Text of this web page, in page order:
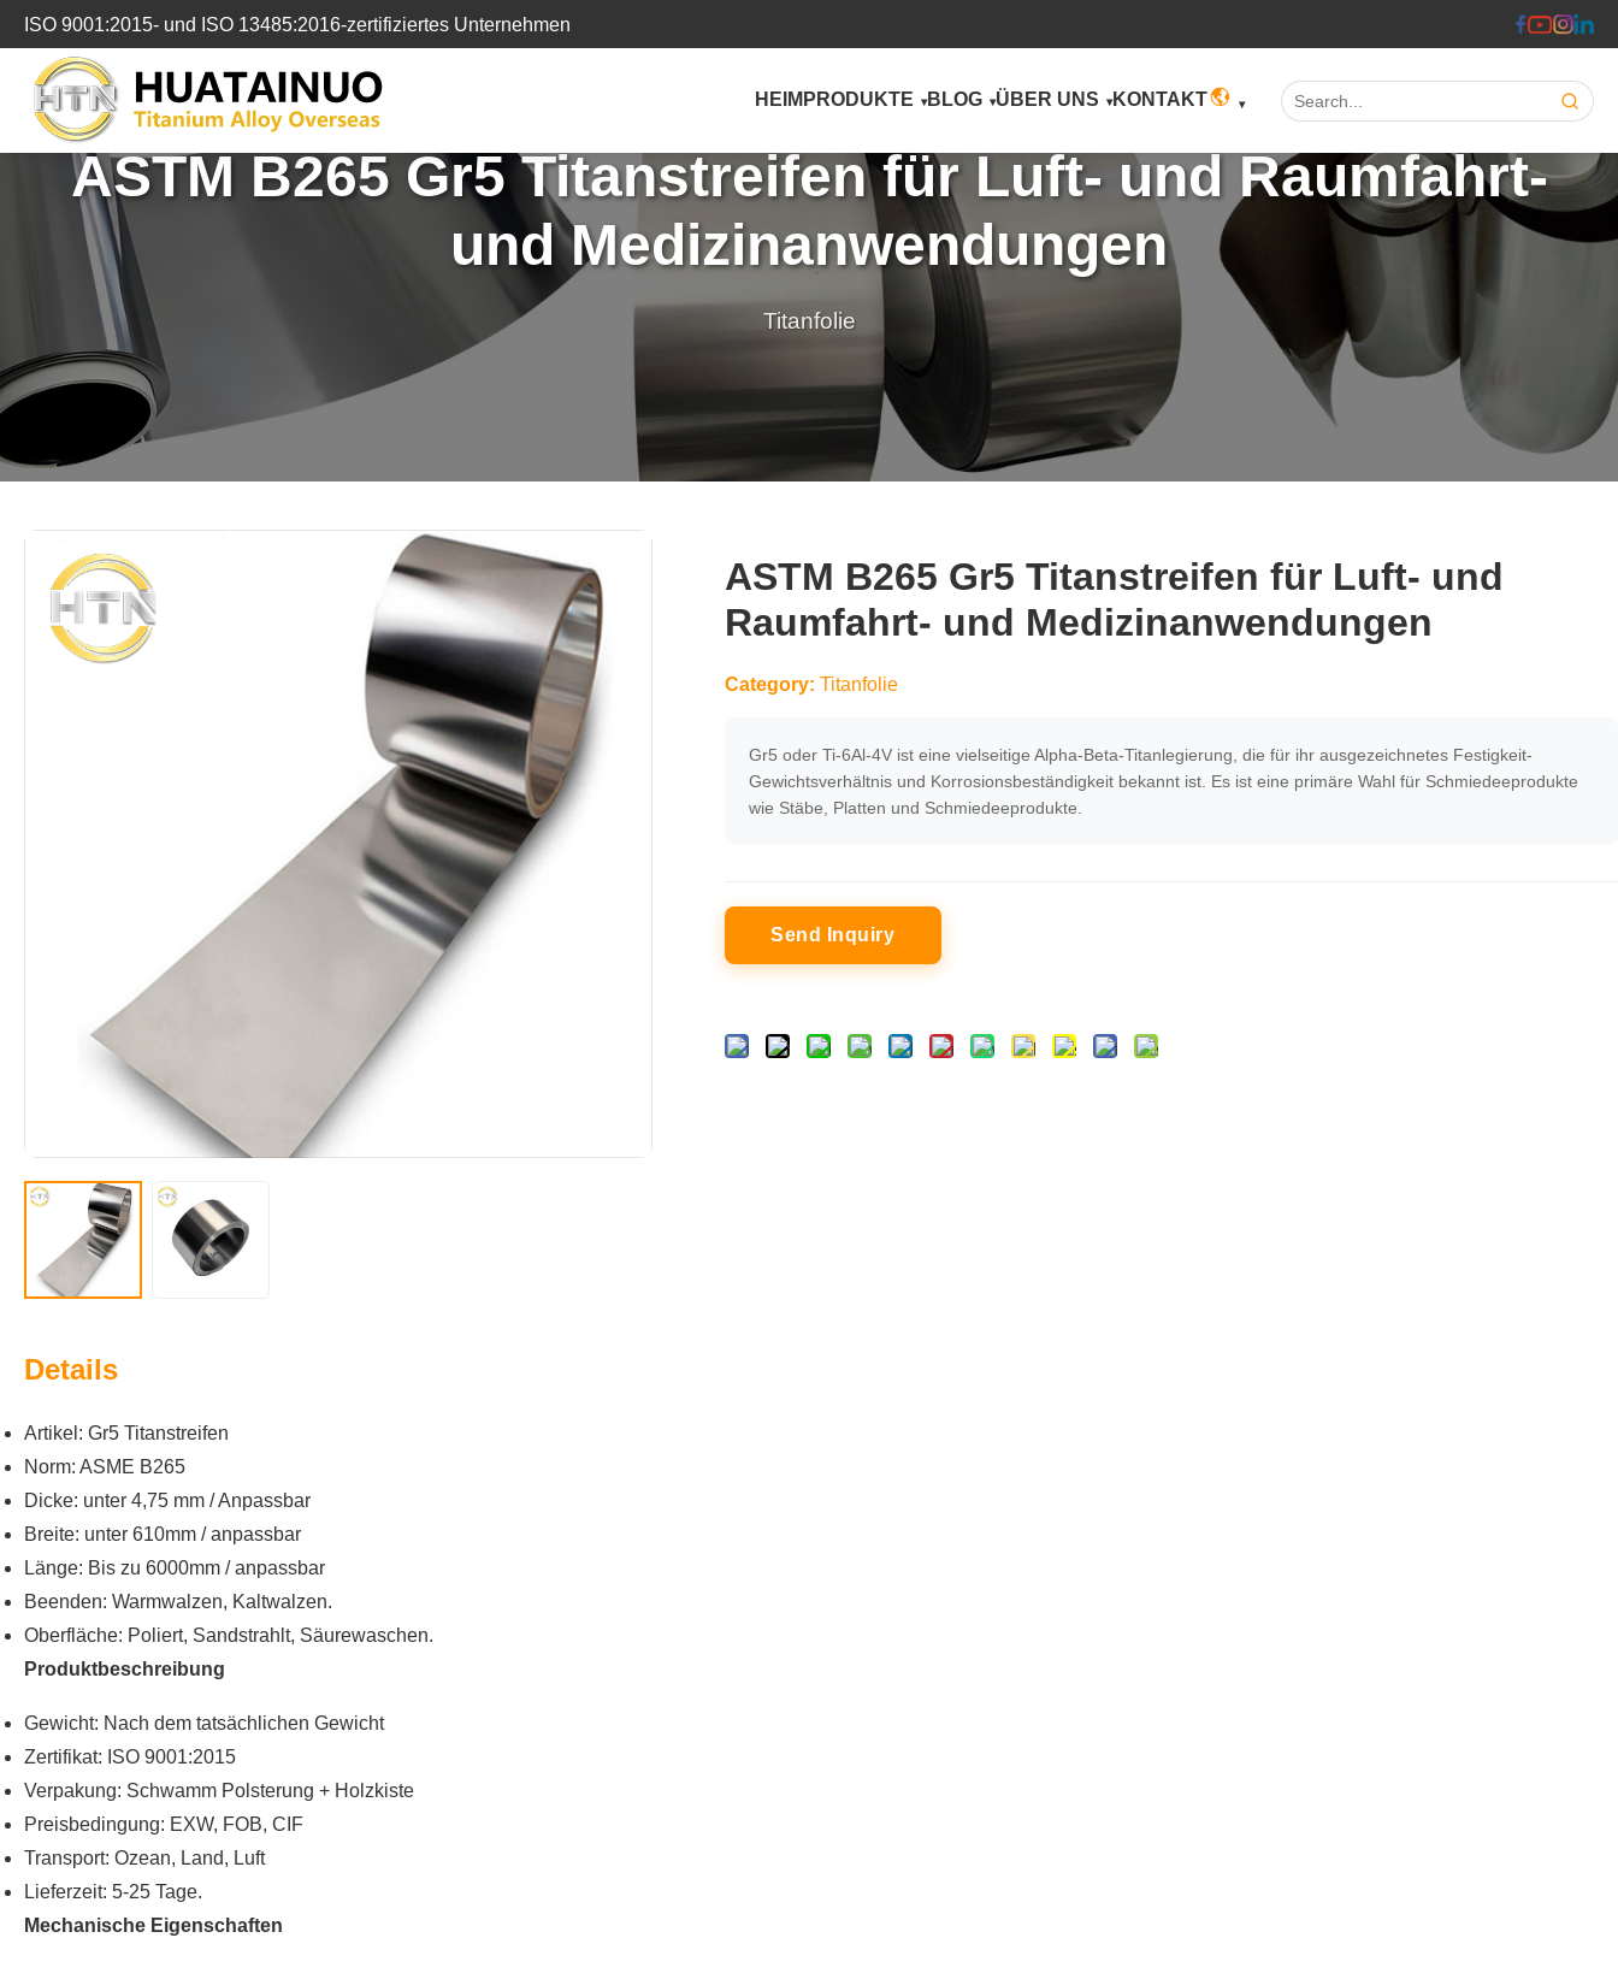
转
ISO 9001:2015- und ISO 13485:2016-zertifiziertes Unternehmen
HEIM PRODUKTE BLOG ÜBER UNS KONTAKT Search:
ASTM B265 Gr5 Titanstreifen für Luft- und Raumfahrt-
und Medizinanwendungen
Titanfolie
ASTM B265 Gr5 Titanstreifen für Luft- und
Raumfahrt- und Medizinanwendungen
Category: Titanfolie
Gr5 oder Ti-6Al-4V ist eine vielseitige Alpha-Beta-Titanlegierung, die für ihr ausgezeichnetes Festigkeit-
Gewichtsverhältnis und Korrosionsbeständigkeit bekannt ist. Es ist eine primäre Wahl für Schmiedeeprodukte
wie Stäbe, Platten und Schmiedeeprodukte.
Send Inquiry
Details
Artikel: Gr5 Titanstreifen
Norm: ASME B265
Dicke: unter 4,75 mm / Anpassbar
Breite: unter 610mm / anpassbar
Länge: Bis zu 6000mm / anpassbar
Beenden: Warmwalzen, Kaltwalzen.
Oberfläche: Poliert, Sandstrahlt, Säurewaschen.
Produktbeschreibung
Gewicht: Nach dem tatsächlichen Gewicht
Zertifikat: ISO 9001:2015
Verpakung: Schwamm Polsterung + Holzkiste
Preisbedingung: EXW, FOB, CIF
Transport: Ozean, Land, Luft
Lieferzeit: 5-25 Tage.
Mechanische Eigenschaften